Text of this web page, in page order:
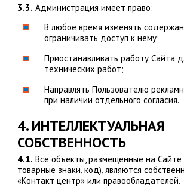
3.3. Администрация имеет право:
В любое время изменять
ограничивать доступ к нему;
Приостанавливать работу Сайта
технических работ;
Направлять Пользователю
при наличии отдельного согласия.
4. ИНТЕЛЛЕКТУАЛЬНАЯ
СОБСТВЕННОСТЬ
4.1. Все объекты, размещенные на Сайте
товарные знаки, код), являются
«Контакт центр» или правообладателей.